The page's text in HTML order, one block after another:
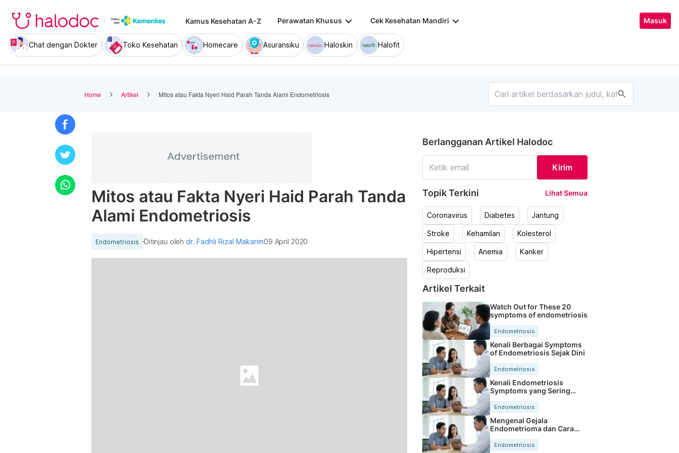
Kamus Kesehatan A-Z Perawatan Khusus keyboard_arrow_down Cek Kesehatan Mandiri keyboard_arrow_down Masuk
Chat dengan Dokter Toko Kesehatan Homecare Asuransiku Haloskin Halofit
Home Artikel Mitos atau Fakta Nyeri Haid Parah Tanda Alami Endometriosis search
Mitos atau Fakta Nyeri Haid Parah Tanda
Alami Endometriosis
Endometriosis Ditinjau olehdr. Fadhli Rizal Makarim09 April 2020
Berlangganan Artikel Halodoc
Kirim
Topik Terkini Lihat Semua
Coronavirus Diabetes Jantung
Stroke Kehamilan Kolesterol
Hipertensi Anemia Kanker
Reproduksi
Artikel Terkait
Watch Out for These 20
symptoms of endometriosis
Endometriosis
Kenali Berbagai Symptoms
of Endometriosis Sejak Dini
Endometriosis
Kenali Endometriosis
Symptoms yang Sering
Endometriosis
Mengenal Gejala
Endometrioma dan Cara
Endometriosis